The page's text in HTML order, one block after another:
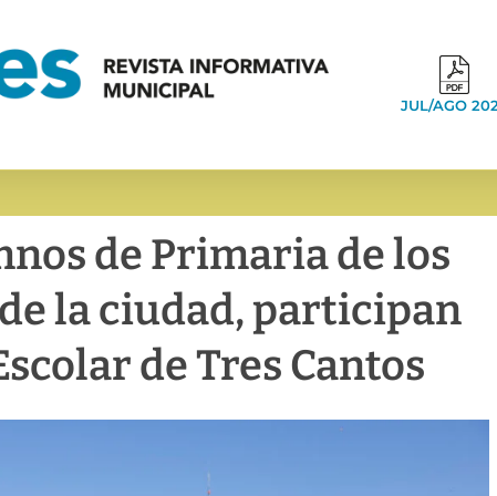
JUL/AGO
de Primaria de los
la ciudad, participan
de Tres Cantos